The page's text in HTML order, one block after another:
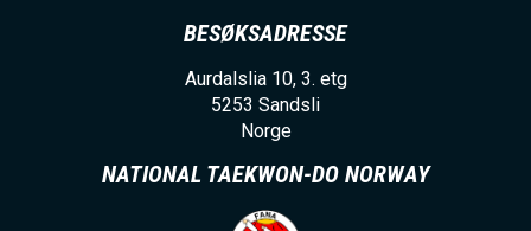
BESØKSADRESSE
Aurdalslia 10, 3. etg
5253 Sandsli
Norge
NATIONAL TAEKWON-DO NORWAY